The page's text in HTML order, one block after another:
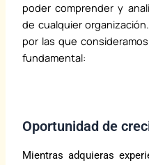
poder comprender y
de cualquier
por las que
fundamental:
Oportunidad de
Mientras adquieras